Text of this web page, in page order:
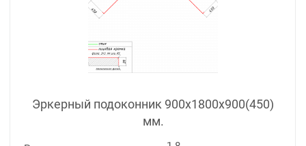
Эркерный подоконник 900х1800х900(450)
мм.